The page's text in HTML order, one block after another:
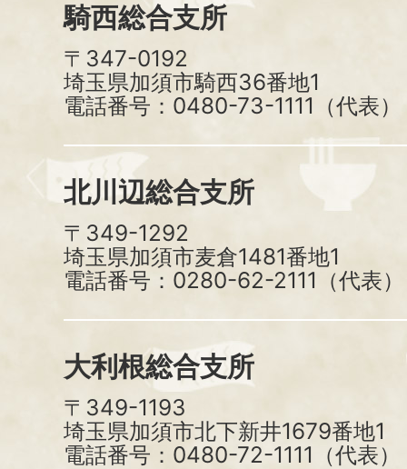
騎西総合支所
〒347-0192
埼玉県加須市騎西36番地1
電話番号：0480-73-1111（代表）
北川辺総合支所
〒349-1292
埼玉県加須市麦倉1481番地1
電話番号：0280-62-2111（代表）
大利根総合支所
〒349-1193
埼玉県加須市北下新井1679番地1
電話番号：0480-72-1111（代表）